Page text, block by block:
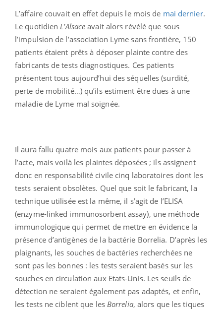
L’affaire couvait en effet depuis le mois de mai dernier.
Le quotidien L’Alsace avait alors révélé que sous
l’impulsion de l’association Lyme sans frontière, 150
patients étaient prêts à déposer plainte contre des
fabricants de tests diagnostiques. Ces patients
présentent tous aujourd’hui des séquelles (surdité,
perte de mobilité…) qu’ils estiment être dues à une
maladie de Lyme mal soignée.
Il aura fallu quatre mois aux patients pour passer à
l’acte, mais voilà les plaintes déposées ; ils assignent
donc en responsabilité civile cinq laboratoires dont les
tests seraient obsolètes. Quel que soit le fabricant, la
technique utilisée est la même, il s’agit de l’ELISA
(enzyme-linked immunosorbent assay), une méthode
immunologique qui permet de mettre en évidence la
présence d’antigènes de la bactérie Borrelia. D’après les
plaignants, les souches de bactéries recherchées ne
sont pas les bonnes : les tests seraient basés sur les
souches en circulation aux Etats-Unis. Les seuils de
détection ne seraient également pas adaptés, et enfin,
les tests ne ciblent que les Borrelia, alors que les tiques